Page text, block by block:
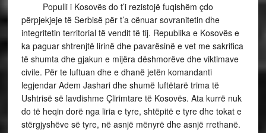
Populli i Kosovës do t’i rezistojë fuqishëm çdo
përpjekjeje të Serbisë për t’a cënuar sovranitetin dhe
integritetin territorial të vendit të tij. Republika e Kosovës e
ka paguar shtrenjtë lirinë dhe pavarësinë e vet me sakrifica
të shumta dhe gjakun e mijëra dëshmorëve dhe viktimave
civile. Për te luftuan dhe e dhanë jetën komandanti
legjendar Adem Jashari dhe shumë luftëtarë trima të
Ushtrisë së lavdishme Çlirimtare të Kosovës. Ata kurrë nuk
do të heqin dorë nga liria e tyre, shtëpitë e tyre dhe tokat e
stërgjyshëve së tyre, në asnjë mënyrë dhe asnjë rrethanë.